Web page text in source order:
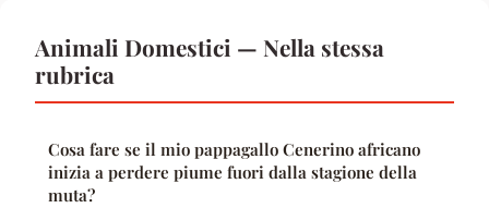
Animali Domestici — Nella stessa
rubrica
Cosa fare se il mio pappagallo Cenerino africano
inizia a perdere piume fuori dalla stagione della
muta?